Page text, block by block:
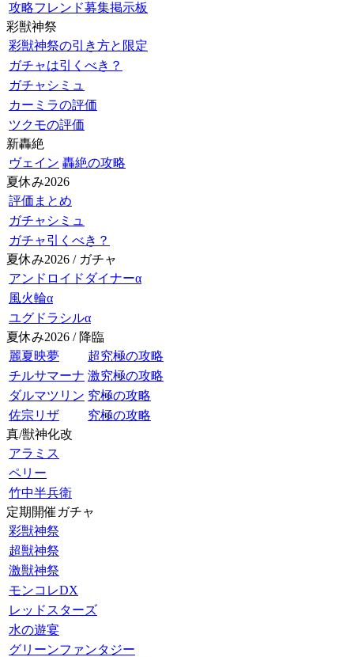
攻略フレンド募集掲示板
彩獣神祭
彩獣神祭の引き方と限定
ガチャは引くべき？
ガチャシミュ
カーミラの評価
ツクモの評価
新轟絶
ヴェイン 轟絶の攻略
夏休み2026
評価まとめ
ガチャシミュ
ガチャ引くべき？
夏休み2026 / ガチャ
アンドロイドダイナーα
風火輪α
ユグドラシルα
夏休み2026 / 降臨
麗夏映夢
超究極の攻略
チルサマーナ 激究極の攻略
ダルマツリン 究極の攻略
佐宗リザ
究極の攻略
真/獣神化改
アラミス
ペリー
竹中半兵衛
定期開催ガチャ
彩獣神祭
超獣神祭
激獣神祭
モンコレDX
レッドスターズ
水の遊宴
グリーンファンタジー